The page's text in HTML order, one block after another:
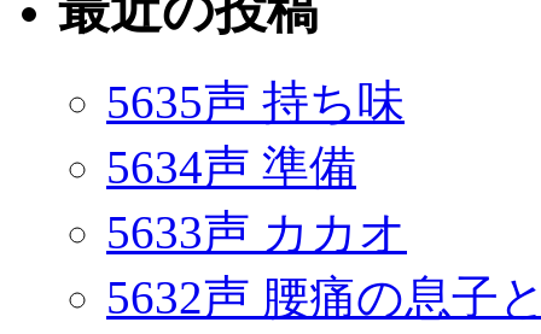
5635声 持ち味
5634声 準備
5633声 カカオ
5632声 腰痛の息子